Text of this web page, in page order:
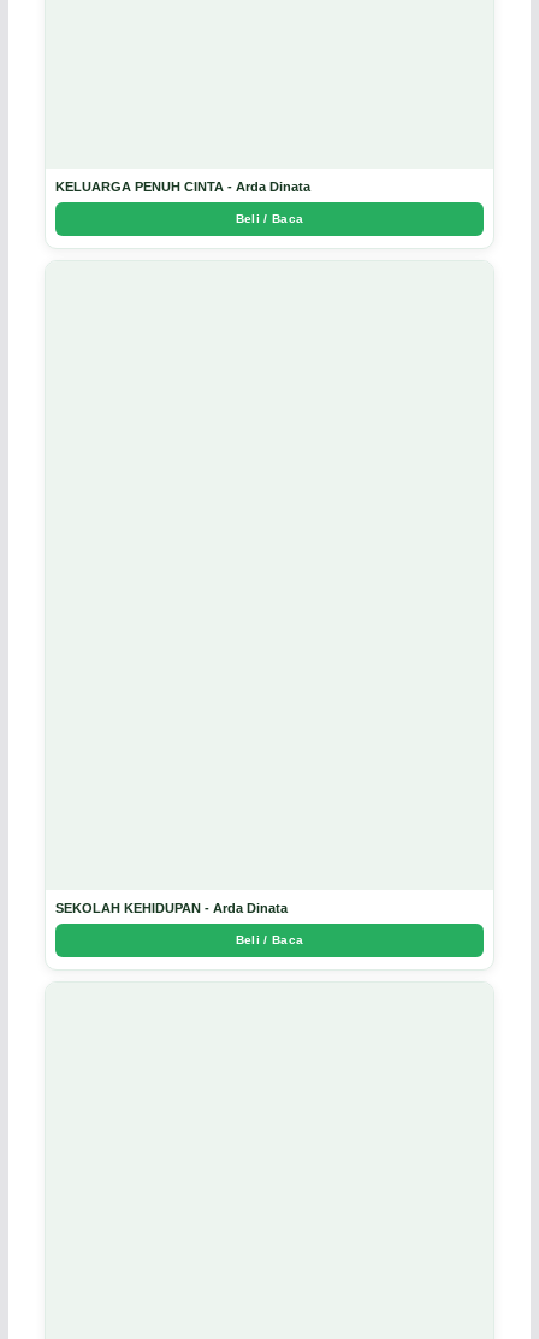
KELUARGA PENUH CINTA - Arda Dinata
Beli / Baca
SEKOLAH KEHIDUPAN - Arda Dinata
Beli / Baca